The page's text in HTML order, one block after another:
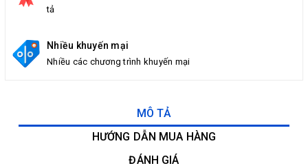
tả
Nhiều khuyến mại
Nhiều các chương trình khuyến mại
MÔ TẢ
HƯỚNG DẪN MUA HÀNG
ĐÁNH GIÁ